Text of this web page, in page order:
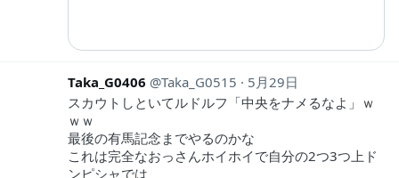
Taka_G0406 Taka_G0515
5月29日
スカウトしといてルドルフ「中央をナメるなよ」ｗ
ｗｗ
最後の有馬記念までやるのかな
これは完全なおっさんホイホイで自分の2つ3つ上ド
ンピシャでは